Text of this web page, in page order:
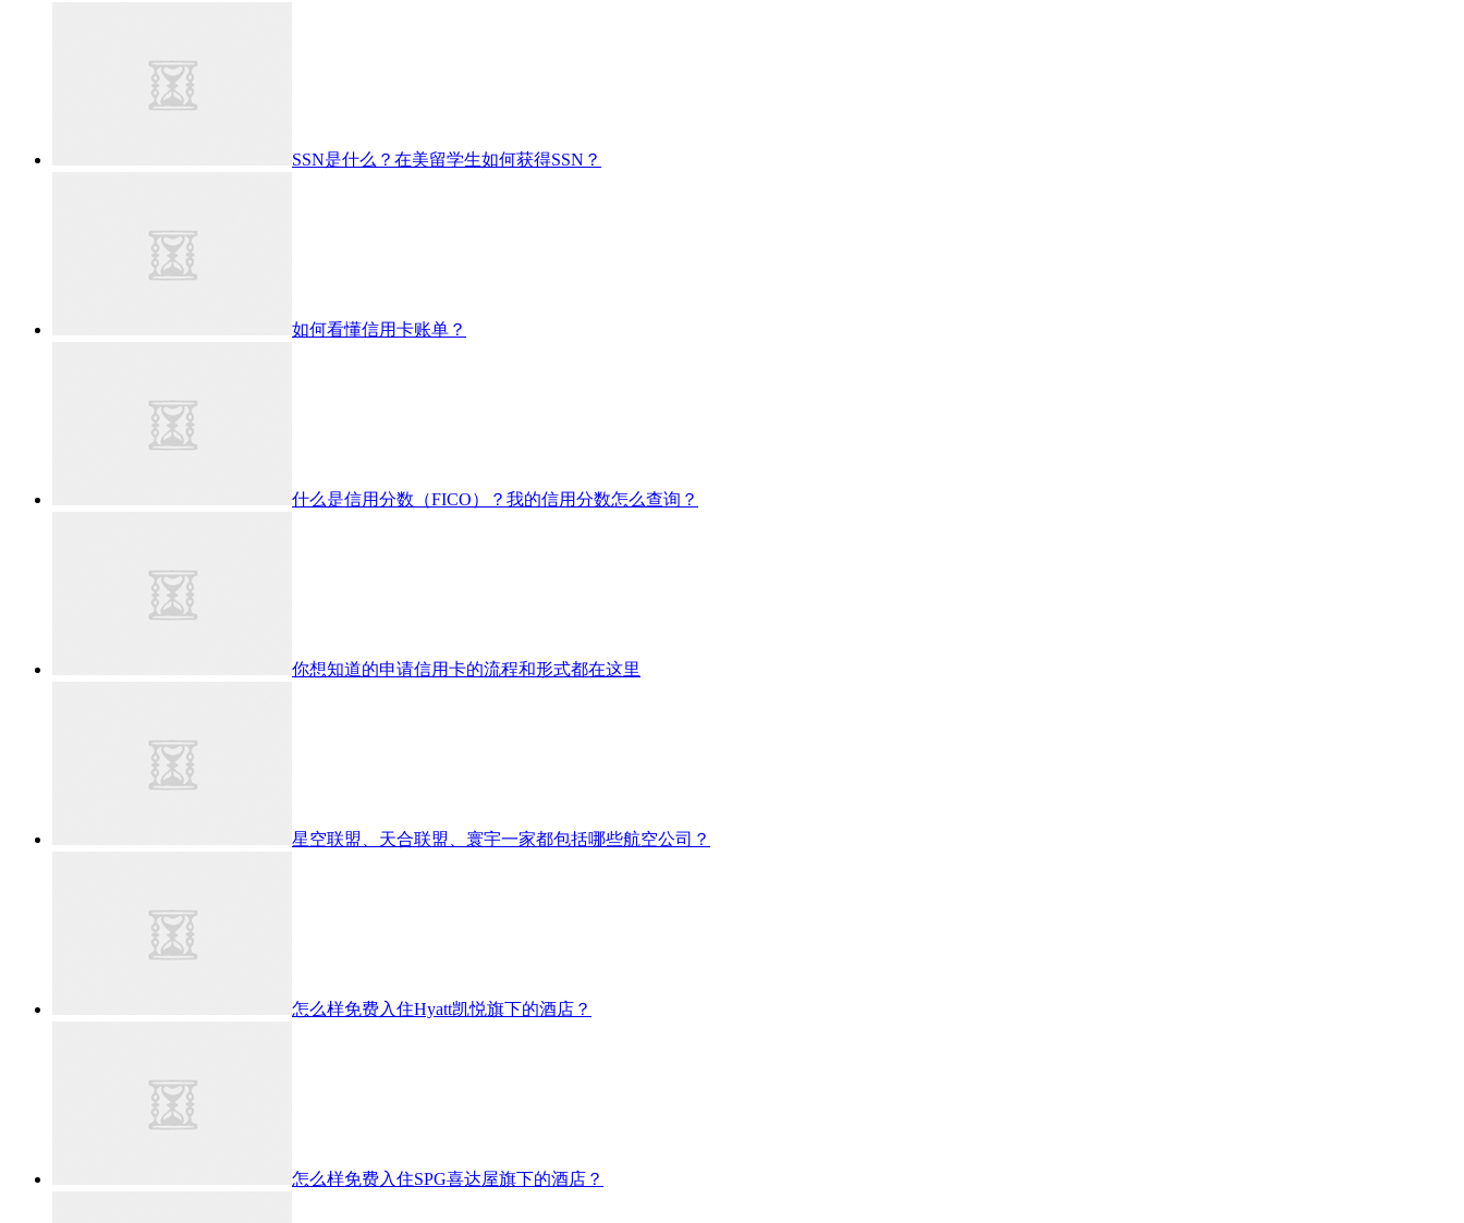
SSN是什么？在美留学生如何获得SSN？
如何看懂信用卡账单？
什么是信用分数（FICO）？我的信用分数怎么查询？
你想知道的申请信用卡的流程和形式都在这里
星空联盟、天合联盟、寰宇一家都包括哪些航空公司？
怎么样免费入住Hyatt凯悦旗下的酒店？
怎么样免费入住SPG喜达屋旗下的酒店？